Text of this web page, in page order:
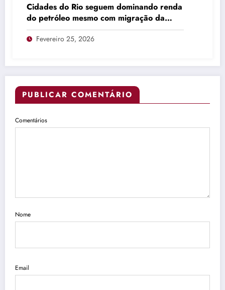
Cidades do Rio seguem dominando renda
do petróleo mesmo com migração da
produção
Fevereiro 25, 2026
PUBLICAR COMENTÁRIO
Comentários
Nome
Email